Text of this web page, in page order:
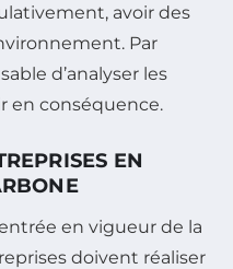
avoir des
Par
d’analyser les
en conséquence.
EN
en vigueur de la
doivent réaliser